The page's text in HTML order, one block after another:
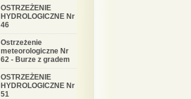
OSTRZEŻENIE
HYDROLOGICZNE Nr
46
Ostrzeżenie
meteorologiczne Nr
62 - Burze z gradem
OSTRZEŻENIE
HYDROLOGICZNE Nr
51